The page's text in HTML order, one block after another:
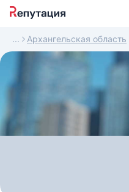
Архангельская область